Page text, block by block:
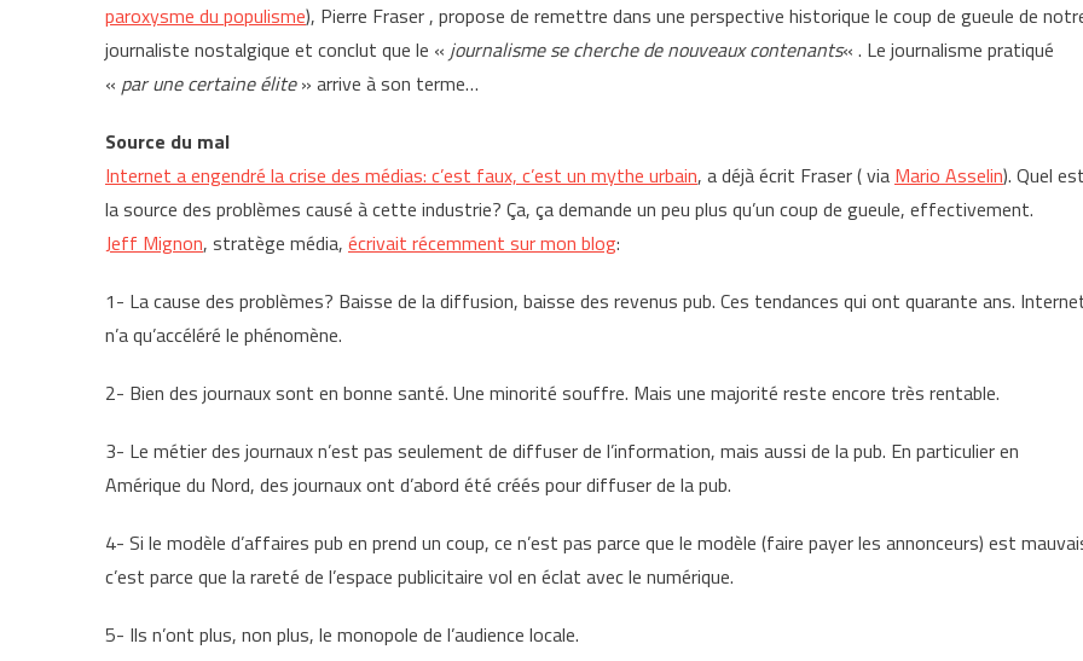
paroxysme du populisme), Pierre Fraser , propose de remettre dans une perspective historique le coup de gueule de
journaliste nostalgique et conclut que le « journalisme se cherche de nouveaux contenants« . Le journalisme pratiqué
« par une certaine élite» arrive à son terme…
Source du mal
Internet a engendré la crise des médias: c’est faux, c’est un mythe urbain, a déjà écrit Fraser ( via Mario Asselin). Quel
la source des problèmes causé à cette industrie? Ça, ça demande un peu plus qu’un coup de gueule, effectivement.
Jeff Mignon, stratège média, écrivait récemment sur mon blog:
1- La cause des problèmes? Baisse de la diffusion, baisse des revenus pub. Ces tendances qui ont quarante ans.
n’a qu’accéléré le phénomène.
2- Bien des journaux sont en bonne santé. Une minorité souffre. Mais une majorité reste encore très rentable.
3- Le métier des journaux n’est pas seulement de diffuser de l’information, mais aussi de la pub. En particulier en
Amérique du Nord, des journaux ont d’abord été créés pour diffuser de la pub.
4- Si le modèle d’affaires pub en prend un coup, ce n’est pas parce que le modèle (faire payer les annonceurs) est
c’est parce que la rareté de l’espace publicitaire vol en éclat avec le numérique.
5- Ils n’ont plus, non plus, le monopole de l’audience locale.